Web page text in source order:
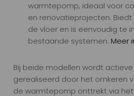
warmtepomp, ideaal voor
en renovatieprojecten.
de vloer en is eenvoudig te
bestaande systemen. Meer
Bij beide modellen wordt
gerealiseerd door het omkeren
de warmtepomp onttrekt via